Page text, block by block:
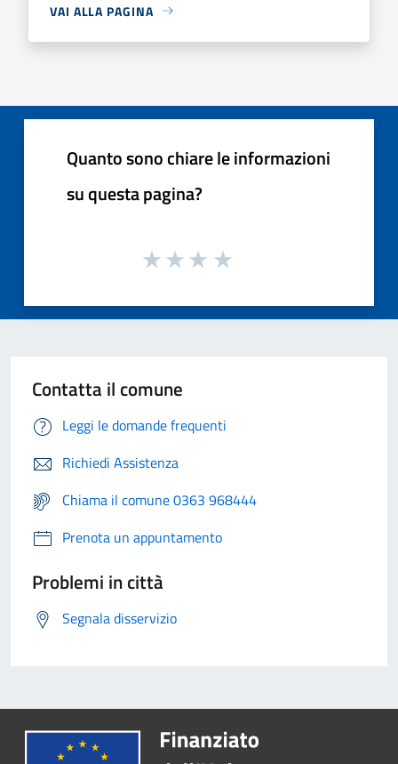
VAI ALLA PAGINA
Quanto sono chiare le informazioni
su questa pagina?
Contatta il comune
Leggi le domande frequenti
Richiedi Assistenza
Chiama il comune 0363 968444
Prenota un appuntamento
Problemi in città
Segnala disservizio